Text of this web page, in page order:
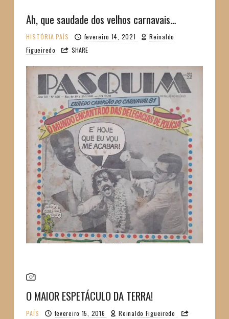
Ah, que saudade dos velhos carnavais…
HISTÓRIA PAÍS fevereiro 14, 2021
Reinaldo
Figueiredo
SHARE
O MAIOR ESPETÁCULO DA TERRA!
PAÍS fevereiro 15, 2016 Reinaldo Figueiredo